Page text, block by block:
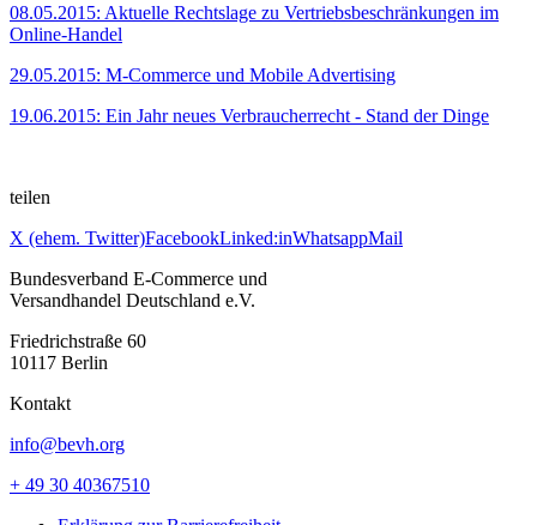
08.05.2015: Aktuelle Rechtslage zu Vertriebsbeschränkungen im
Online-Handel
29.05.2015: M-Commerce und Mobile Advertising
19.06.2015: Ein Jahr neues Verbraucherrecht - Stand der Dinge
teilen
X (ehem. Twitter)FacebookLinked:inWhatsappMail
Bundesverband E-Commerce und
Versandhandel Deutschland e.V.
Friedrichstraße 60
10117 Berlin
Kontakt
info@bevh.org
+ 49 30 40367510